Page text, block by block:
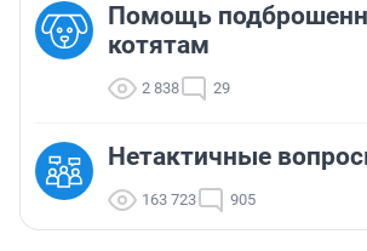
Помощь
котятам
2 838 29
Нетактичные
163 723 905